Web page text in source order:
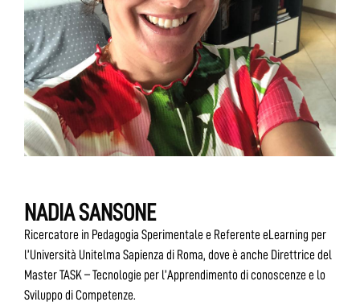
NADIA SANSONE
Ricercatore in Pedagogia Sperimentale e Referente eLearning per
l’Università Unitelma Sapienza di Roma, dove è anche Direttrice del
Master TASK – Tecnologie per l’Apprendimento di conoscenze e lo
Sviluppo di Competenze.